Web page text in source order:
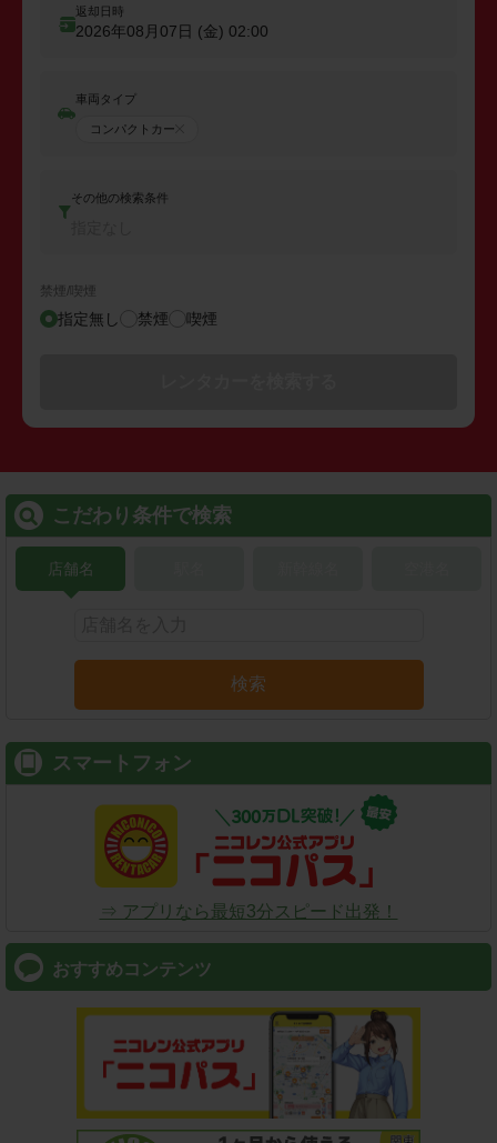
返却日時
2026年08月07日 (金) 02:00
車両タイプ
コンパクトカー
その他の検索条件
禁煙/喫煙
指定無し 禁煙 喫煙
こだわり条件で検索
店舗名
検索
スマートフォン
⇒ アプリなら最短3分スピード出発！
おすすめコンテンツ